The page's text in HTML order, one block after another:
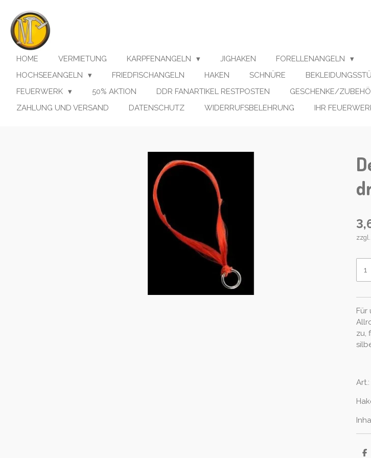
Hauptinhalt
springen
HOME VERMIETUNG KARPFENANGELN JIGHAKEN FORELLENANGELN
HOCHSEEANGELN
FRIEDFISCHANGELN HAKEN SCHNÜRE
FEUERWERK
50% AKTION DDR FANARTIKEL RESTPOSTEN GESCHENKE/
ZAHLUNG UND VERSAND
DATENSCHUTZ WIDERRUFSBELEHRUNG IHR
zu,
T